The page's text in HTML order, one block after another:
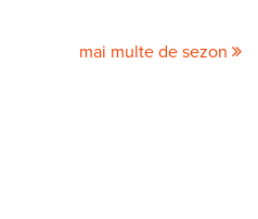
mai multe de sezon